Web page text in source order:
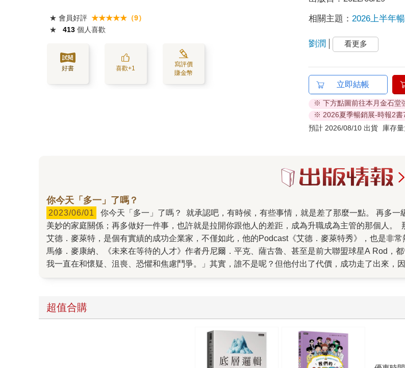
★ 會員好評 ★★★★★（9）
★
413 個人喜歡
好書 喜歡+1
寫評價
賺金幣
相關主題： 2026上半年
劉潤 看更多
立即結帳
※ 下方點圖前往本月金石堂
※ 2026夏季暢銷展-時報2書
預計 2026/08/10 出貨
庫存
你今天「多一」了嗎？
2023/06/01
你今天「多一」了嗎？ 就承認吧，有時候，有些事情，就是差了那麼一點。 再多一級分，就可以上好一點的學校；再多一點關心與問候，就會營造出
美妙的家庭關係；再多做好一件事，也許就是拉開你跟他人的差距，成為升職成為主管的那個人
艾德．麥萊特，是個有實績的成功企業家，不僅如此，他的Podcast《艾德．麥萊特秀》，也是非
馬修．麥康納、《未來在等待的人才》作者丹尼爾．平克、薩古魯、甚至是前大聯盟球星A Rod，
我一直在和懷疑、沮喪、恐懼和焦慮鬥爭。」其實，誰不是呢？但他付出了代價，成功走了出來
重要），你需要的，只是一個過來人的建議。 作者在書中，在許多面向，提供了許多他多年來累
步展開。雖然，有些地方看起來，或許會讓你覺得：「這我就知道啊。」不過，知道跟如何實踐，
積，那種事過境遷的成就感，會帶給你無比的喜悅。 就讓我們，一起「多一」吧！
超值合購